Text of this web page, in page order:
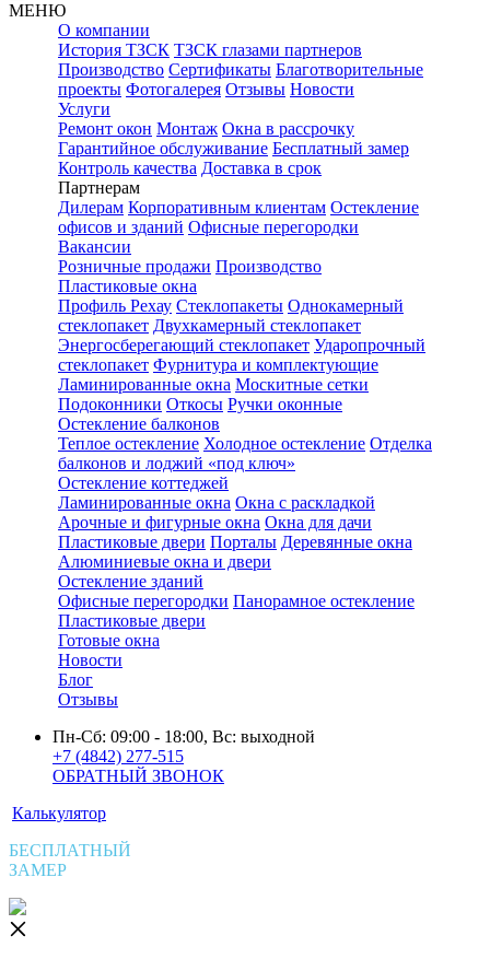
МЕНЮ
О компании
История ТЗСК ТЗСК глазами партнеров
Производство Сертификаты Благотворительные
проекты Фотогалерея Отзывы Новости
Услуги
Ремонт окон Монтаж Окна в рассрочку
Гарантийное обслуживание Бесплатный замер
Контроль качества Доставка в срок
Партнерам
Дилерам Корпоративным клиентам Остекление
офисов и зданий Офисные перегородки
Вакансии
Розничные продажи Производство
Пластиковые окна
Профиль Рехау Стеклопакеты Однокамерный
стеклопакет Двухкамерный стеклопакет
Энергосберегающий стеклопакет Ударопрочный
стеклопакет Фурнитура и комплектующие
Ламинированные окна Москитные сетки
Подоконники Откосы Ручки оконные
Остекление балконов
Теплое остекление Холодное остекление Отделка
балконов и лоджий «под ключ»
Остекление коттеджей
Ламинированные окна Окна с раскладкой
Арочные и фигурные окна Окна для дачи
Пластиковые двери Порталы Деревянные окна
Алюминиевые окна и двери
Остекление зданий
Офисные перегородки Панорамное остекление
Пластиковые двери
Готовые окна
Новости
Блог
Отзывы
Пн-Сб: 09:00 - 18:00, Вс: выходной
+7 (4842) 277-515
ОБРАТНЫЙ ЗВОНОК
Калькулятор
БЕСПЛАТНЫЙ
ЗАМЕР